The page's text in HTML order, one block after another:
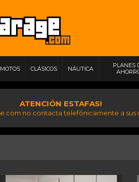
MOTOS CLÁSICOS NÁUTICA
PLANES
ATENCIÓN ESTAFAS!
no contacta telefónicamente a sus